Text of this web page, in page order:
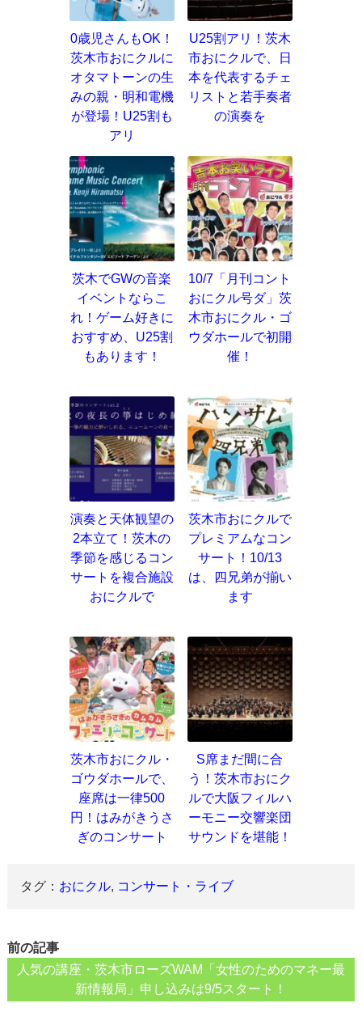
0歳児さんもOK！
茨木市おにクルに
オタマトーンの生
みの親・明和電機
が登場！U25割も
アリ
U25割アリ！茨木
市おにクルで、日
本を代表するチェ
リストと若手奏者
の演奏を
茨木でGWの音楽
イベントならこ
れ！ゲーム好きに
おすすめ、U25割
もあります！
10/7「月刊コント
おにクル号ダ」茨
木市おにクル・ゴ
ウダホールで初開
催！
演奏と天体観望の
2本立て！茨木の
季節を感じるコン
サートを複合施設
おにクルで
茨木市おにクルで
プレミアムなコン
サート！10/13
は、四兄弟が揃い
ます
茨木市おにクル・
ゴウダホールで、
座席は一律500
円！はみがきうさ
ぎのコンサート
S席まだ間に合
う！茨木市おにク
ルで大阪フィルハ
ーモニー交響楽団
サウンドを堪能！
タグ： おにクル, コンサート・ライブ
前の記事
人気の講座・茨木市ローズWAM「女性のためのマネー最
新情報局」申し込みは9/5スタート！